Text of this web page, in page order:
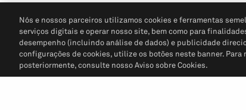
Nós e nossos parceiros utilizamos cookies e ferramentas
serviços digitais e operar nosso site, bem como para
desempenho (incluindo análise de dados) e publicidade
configurações de cookies, utilize os botões neste banner.
posteriormente, consulte nosso Aviso sobre Cookies.